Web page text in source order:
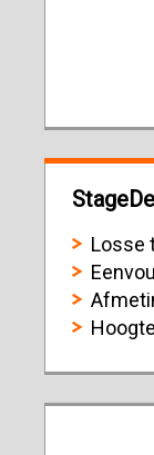
Losse